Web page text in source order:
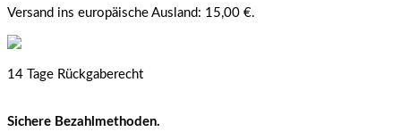
Versand ins europäische Ausland: 15,00 €.
14 Tage Rückgaberecht
Sichere Bezahlmethoden.